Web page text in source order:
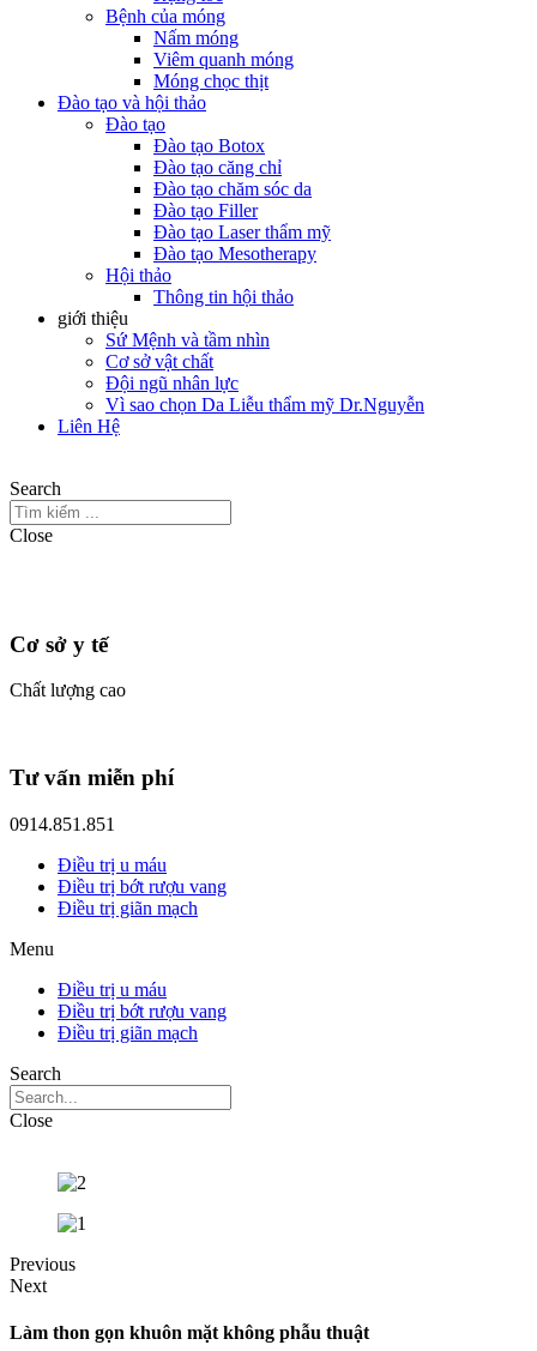
Bệnh của móng
Nấm móng
Viêm quanh móng
Móng chọc thịt
Đào tạo và hội thảo
Đào tạo
Đào tạo Botox
Đào tạo căng chỉ
Đào tạo chăm sóc da
Đào tạo Filler
Đào tạo Laser thẩm mỹ
Đào tạo Mesotherapy
Hội thảo
Thông tin hội thảo
giới thiệu
Sứ Mệnh và tầm nhìn
Cơ sở vật chất
Đội ngũ nhân lực
Vì sao chọn Da Liễu thẩm mỹ Dr.Nguyễn
Liên Hệ
Search
Close
Cơ sở y tế
Chất lượng cao
Tư vấn miễn phí
0914.851.851
Điều trị u máu
Điều trị bớt rượu vang
Điều trị giãn mạch
Menu
Điều trị u máu
Điều trị bớt rượu vang
Điều trị giãn mạch
Search
Close
Previous
Next
Làm thon gọn khuôn mặt không phẫu thuật